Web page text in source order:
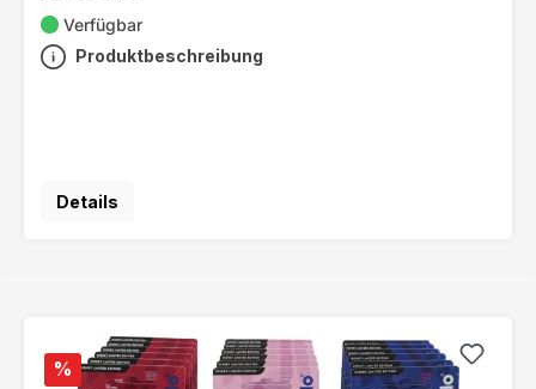
Verfügbar
Produktbeschreibung
Details
%